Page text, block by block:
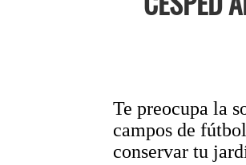
Te preocupa la
campos de
conservar tu